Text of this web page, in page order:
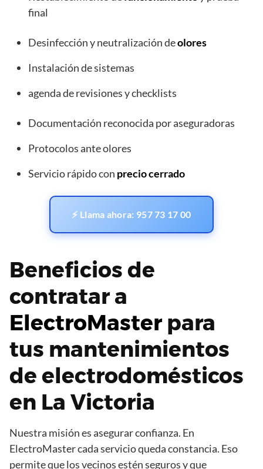
final
Desinfección y neutralización deolores
Instalación de sistemas
agenda de revisiones y checklists
Documentación reconocida por aseguradoras
Protocolos ante olores
Servicio rápido con precio cerrado
⚡ Llama ahora: 957 73 17 00
Beneficios de
contratar a
ElectroMasterpara
tus mantenimientos
de electrodomésticos
en La Victoria
Nuestra misión es asegurar confianza. En
ElectroMaster cada servicio queda constancia. Eso
permite que los vecinos estén seguros y que